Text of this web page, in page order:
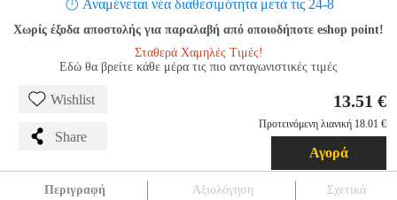
Αναμένεται νέα διαθεσιμότητα μετά τις 24-8
Χωρίς έξοδα αποστολής για παραλαβή από οποιοδήποτε eshop point!
Σταθερά Χαμηλές Τιμές!
Εδώ θα βρείτε κάθε μέρα τις πιο ανταγωνιστικές τιμές
Wishlist
Share
13.51 €
Προτεινόμενη λιανική 18.01 €
Αγορά
Περιγραφή Αξιολόγηση Σχετικά